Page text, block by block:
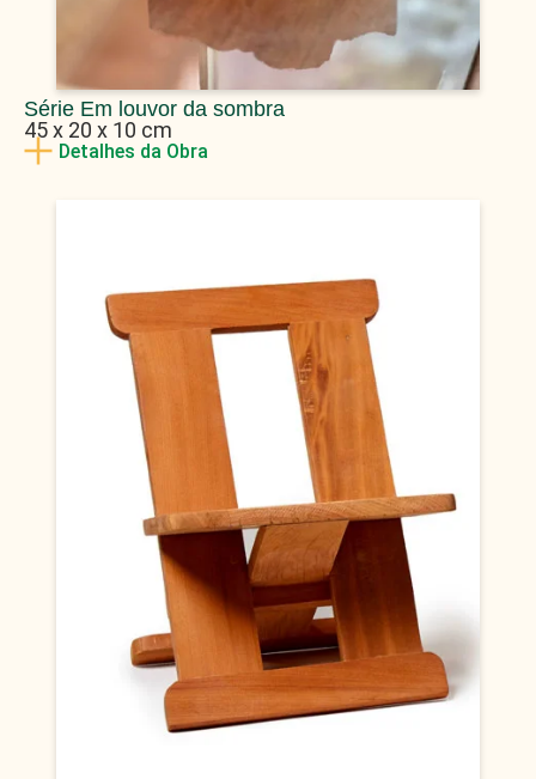
Série Em louvor da sombra
45 x 20 x 10 cm
Detalhes da Obra